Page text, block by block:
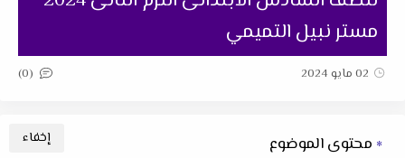
مستر نبيل التميمي
02 مايو 2024 (0)
محتوى الموضوع